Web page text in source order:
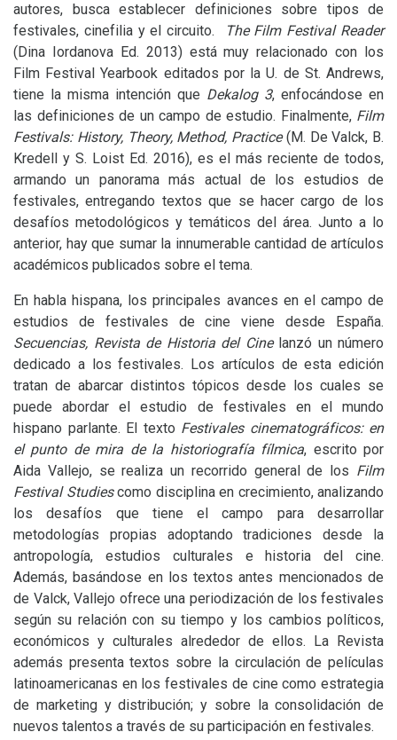
autores, busca establecer definiciones sobre tipos de
festivales, cinefilia y el circuito.
The Film Festival Reader
(Dina Iordanova Ed. 2013) está muy relacionado con los
Film Festival Yearbook editados por la U. de St. Andrews,
tiene la misma intención que Dekalog 3, enfocándose en
las definiciones de un campo de estudio. Finalmente, Film
Festivals: History, Theory, Method, Practice(M. De Valck, B.
Kredell y S. Loist Ed. 2016), es el más reciente de todos,
armando un panorama más actual de los estudios de
festivales, entregando textos que se hacer cargo de los
desafíos metodológicos y temáticos del área. Junto a lo
anterior, hay que sumar la innumerable cantidad de artículos
académicos publicados sobre el tema.
En habla hispana, los principales avances en el campo de
estudios de festivales de cine viene desde España.
Secuencias, Revista de Historia del Cine lanzó un número
dedicado a los festivales. Los artículos de esta edición
tratan de abarcar distintos tópicos desde los cuales se
puede abordar el estudio de festivales en el mundo
hispano parlante. El texto Festivales cinematográficos: en
el punto de mira de la historiografía fílmica, escrito por
Aida Vallejo, se realiza un recorrido general de los Film
Festival Studiescomo disciplina en crecimiento, analizando
los desafíos que tiene el campo para desarrollar
metodologías propias adoptando tradiciones desde la
antropología, estudios culturales e historia del cine.
Además, basándose en los textos antes mencionados de
de Valck, Vallejo ofrece una periodización de los festivales
según su relación con su tiempo y los cambios políticos,
económicos y culturales alrededor de ellos. La Revista
además presenta textos sobre la circulación de películas
latinoamericanas en los festivales de cine como estrategia
de marketing y distribución; y sobre la consolidación de
nuevos talentos a través de su participación en festivales.